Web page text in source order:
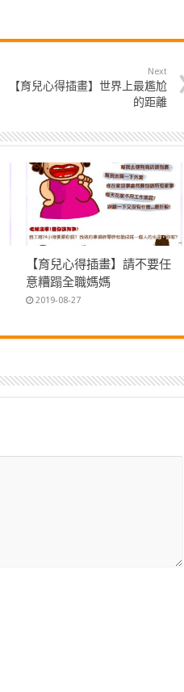
Next
【育兒心得插畫】世界上最尷尬
的距離
【育兒心得插畫】請不要任
意糟蹋全職媽媽
2019-08-27